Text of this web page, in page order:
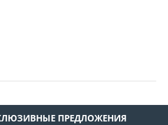
ПРЕДЛОЖЕНИЯ